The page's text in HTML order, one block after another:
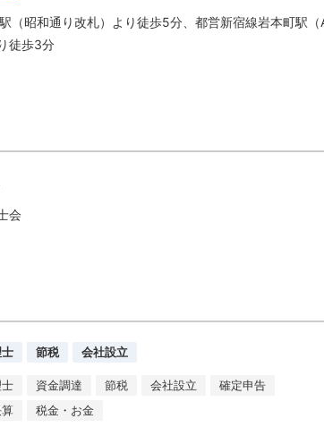
（昭和通り改札）より徒歩5分、都営新宿線岩本町駅（
徒歩3分
会
節税 会社設立
資金調達 節税 会社設立
確定申告
税金・お金